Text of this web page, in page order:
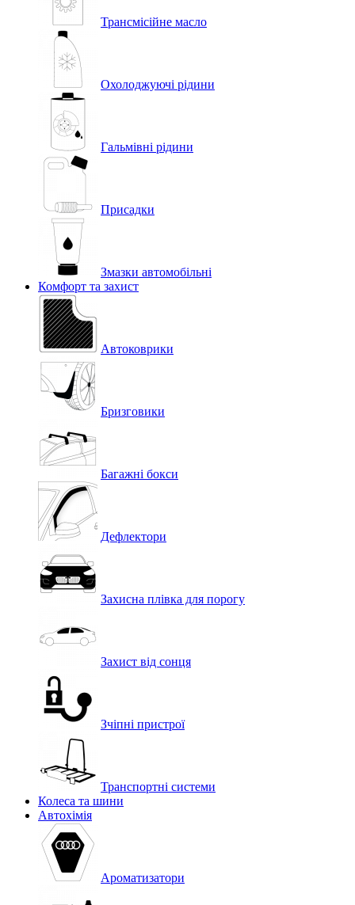
Трансмісійне масло
Охолоджуючі рідини
Гальмівні рідини
Присадки
Змазки автомобільні
Комфорт та захист
Автоковрики
Бризговики
Багажні бокси
Дефлектори
Захисна плівка для порогу
Захист від сонця
Зчіпні пристрої
Транспортні системи
Колеса та шини
Автохімія
Ароматизатори